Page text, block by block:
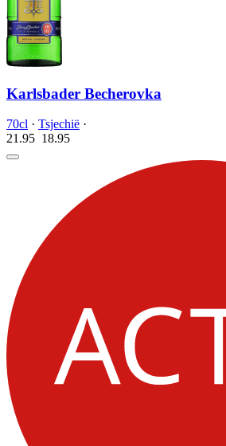
Karlsbader Becherovka
70cl · Tsjechië ·
21.95 18.95